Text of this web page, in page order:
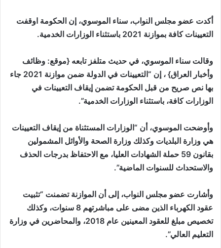
أكدت عضو مجلس النواب، سناء الموسوي، إن الحكومة اوقفت
التعيينات كافة بموازنة 2021 باستثناء الوزارات الخدمية.
وقالت سناء الموسوي، في حديث متلفز تابعه {موقع: وظائف
وأخبار العراق} ، إن “التعيينات في الدولة ضمن موازنة 2021 جاء
بها نص صريح من قبل الحكومة تضمن إيقاف التعيينات في
الوزارات كافة، باستثناء الوزارات الخدمية”.
وأوضحت الموسوي، أن “الوزارات المستثناة من إيقاف التعيينات
هي وزارة البلديات وكذلك وزارة الصحة والأوائل المشمولين
بقانون 59 حملة الشهادات العليا، مع الاحتفاظ بدرجات الحذف
والاستحداث للسنوات الماضية”.
وأشارت عضو مجلس النواب، إلى أن الموازنة تضمنت “تثبيت
عقود الكهرباء الذين مضى على مباشرتهم 8 سنوات، وكذلك
تخصيص مبلغ للعقود المعينين عام 2018، والمحاضرين في وزارة
التعليم العالي”.